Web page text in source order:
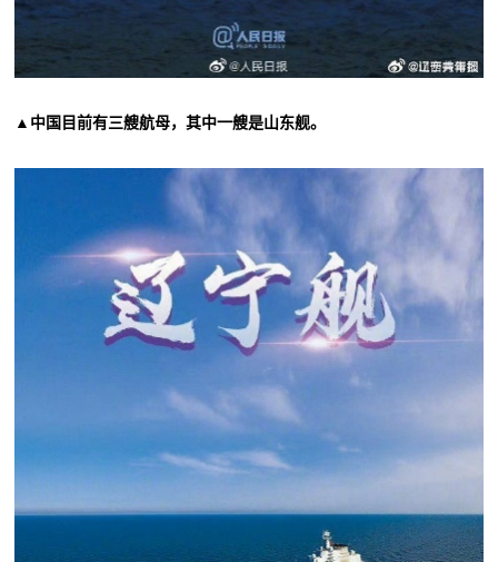
▲中国目前有三艘航母，其中一艘是山东舰。